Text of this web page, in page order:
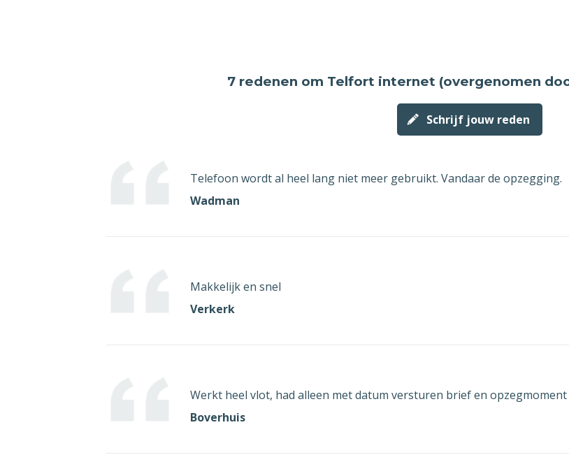
Ik ontvang graag een schriftelijke bevestiging van de
mijn abonnement. U kunt deze opzegging versturen
Indien mijn contract niet per 7 augustus 2026 opgezegd
worden als datum van opzegging opgeven. In de
7 redenen om Telfort internet (overgenomen
Schrijf jouw reden
Telefoon wordt al heel lang niet meer gebruikt. Vandaar de opzegging.
Wadman
Makkelijk en snel
Verkerk
Werkt heel vlot, had alleen met datum versturen brief en opzegmoment
Boverhuis